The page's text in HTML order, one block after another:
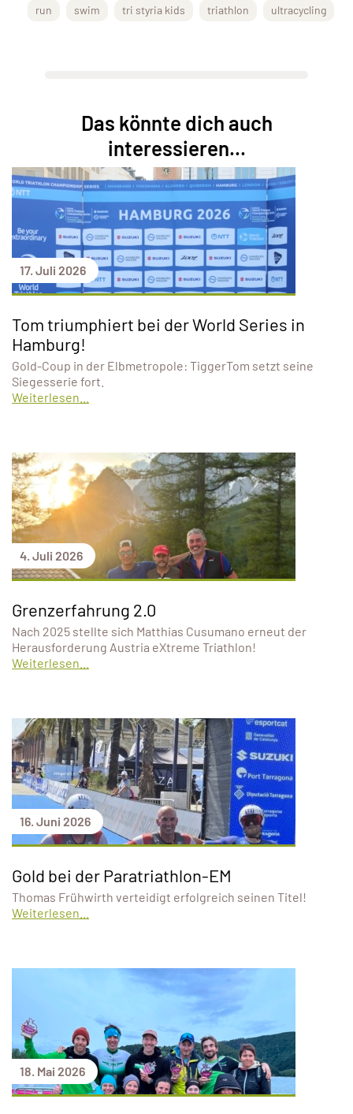
run swim tri styria kids triathlon ultracycling
Das könnte dich auch
interessieren...
17. Juli 2026
Tom triumphiert bei der World Series in
Hamburg!
Gold-Coup in der Elbmetropole: TiggerTom setzt seine
Siegesserie fort.
Weiterlesen...
4. Juli 2026
Grenzerfahrung 2.0
Nach 2025 stellte sich Matthias Cusumano erneut der
Herausforderung Austria eXtreme Triathlon!
Weiterlesen...
16. Juni 2026
Gold bei der Paratriathlon-EM
Thomas Frühwirth verteidigt erfolgreich seinen Titel!
Weiterlesen...
18. Mai 2026